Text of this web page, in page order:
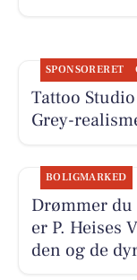
SPONSORERET
Tattoo
Grey-
BOLIGMARKED
Drømmer du
er P. Heises
den og de